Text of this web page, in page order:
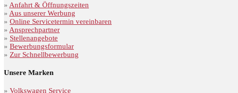
» Anfahrt & Öffnungszeiten
» Aus unserer Werbung
» Online Servicetermin vereinbaren
» Ansprechpartner
» Stellenangebote
» Bewerbungsformular
» Zur Schnellbewerbung
Unsere Marken
» Volkswagen Service